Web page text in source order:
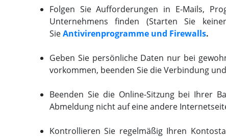
Folgen Sie Aufforderungen in E-Mails,
Unternehmens finden (Starten Sie
SieAntivirenprogramme und Firewalls.
Geben Sie persönliche Daten nur bei
vorkommen, beenden Sie die Verbindung
Beenden Sie die Online-Sitzung bei Ihrer
Abmeldung nicht auf eine andere
Kontrollieren Sie regelmäßig Ihren